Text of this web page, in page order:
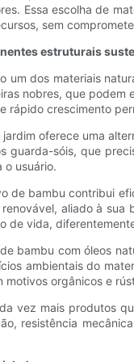
Essa escolha de
sem
estruturais
um dos materiais
nobres, que
rápido crescimento
oferece uma
guarda-sóis, que
o usuário.
de bambu contribui
aliado à
de vida,
bambu com óleos
ambientais do
orgânicos e
vez mais produtos
resistência